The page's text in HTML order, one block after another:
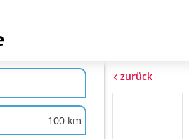
zurück